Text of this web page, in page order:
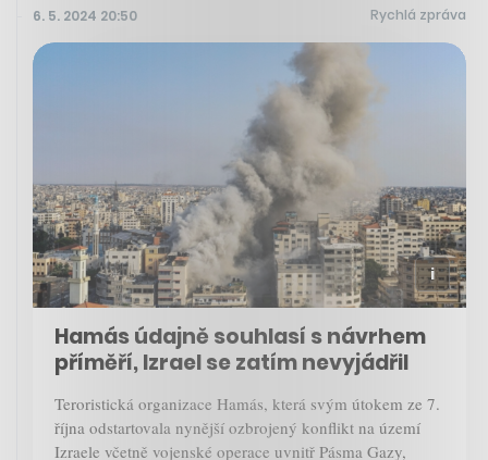
6. 5. 2024 20:50 Rychlá zpráva
Hamás údajně souhlasí s návrhem
příměří, Izrael se zatím nevyjádřil
Teroristická organizace Hamás, která svým útokem ze 7.
října odstartovala nynější ozbrojený konflikt na území
Izraele včetně vojenské operace uvnitř Pásma Gazy,